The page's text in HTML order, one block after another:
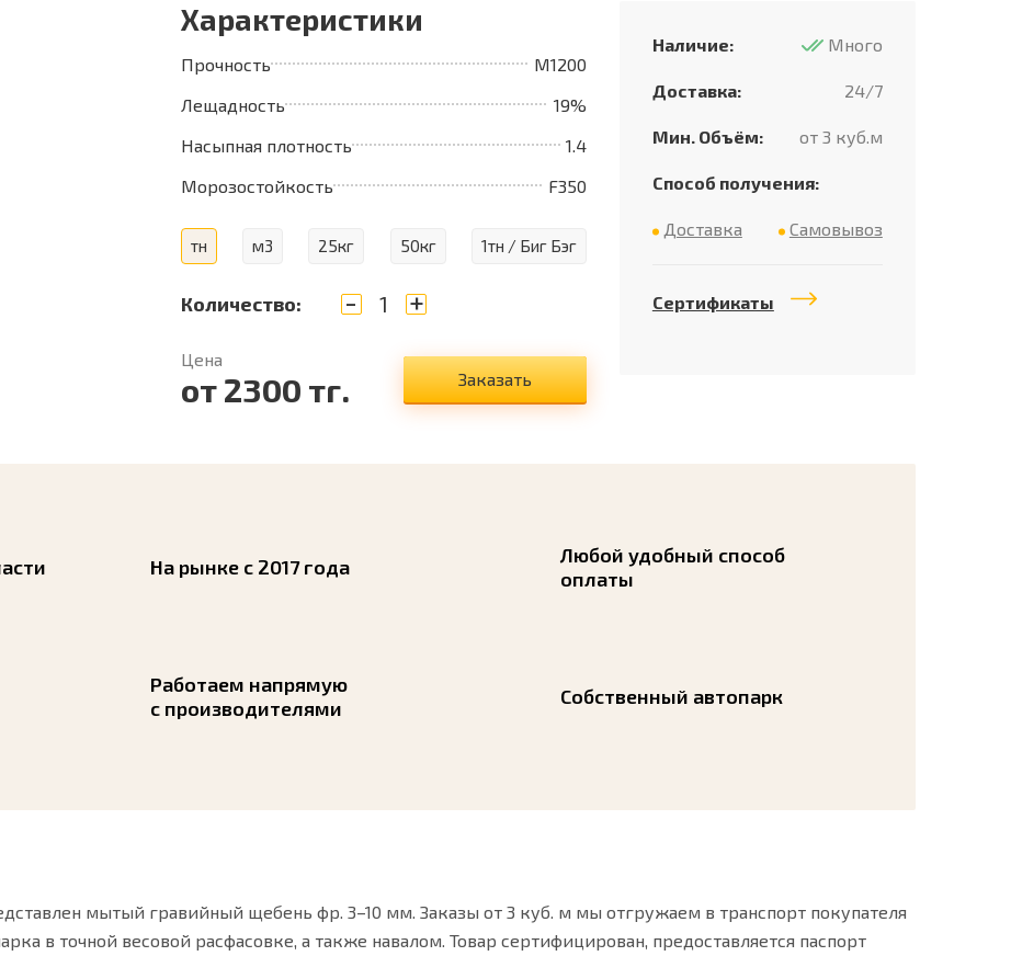
Характеристики
Прочность
M1200
Лещадность
19%
Насыпная плотность
1.4
Морозостойкость
F350
тн м3 25кг 50кг 1тн / Биг Бэг
Количество: - +
Цена
от2300 тг. Заказать
Наличие: Много
Доставка: 24/7
Мин. Объём: от 3 куб.м
Способ получения:
Доставка Самовывоз
Сертификаты
На рынке с 2017 года
Любой удобный способ
оплаты
Работаем напрямую
с производителями
Собственный автопарк
мытый гравийный щебень фр. 3–10 мм. Заказы от 3 куб. м мы отгружаем в транспорт покупателя
в точной весовой расфасовке, а также навалом. Товар сертифицирован, предоставляется паспорт